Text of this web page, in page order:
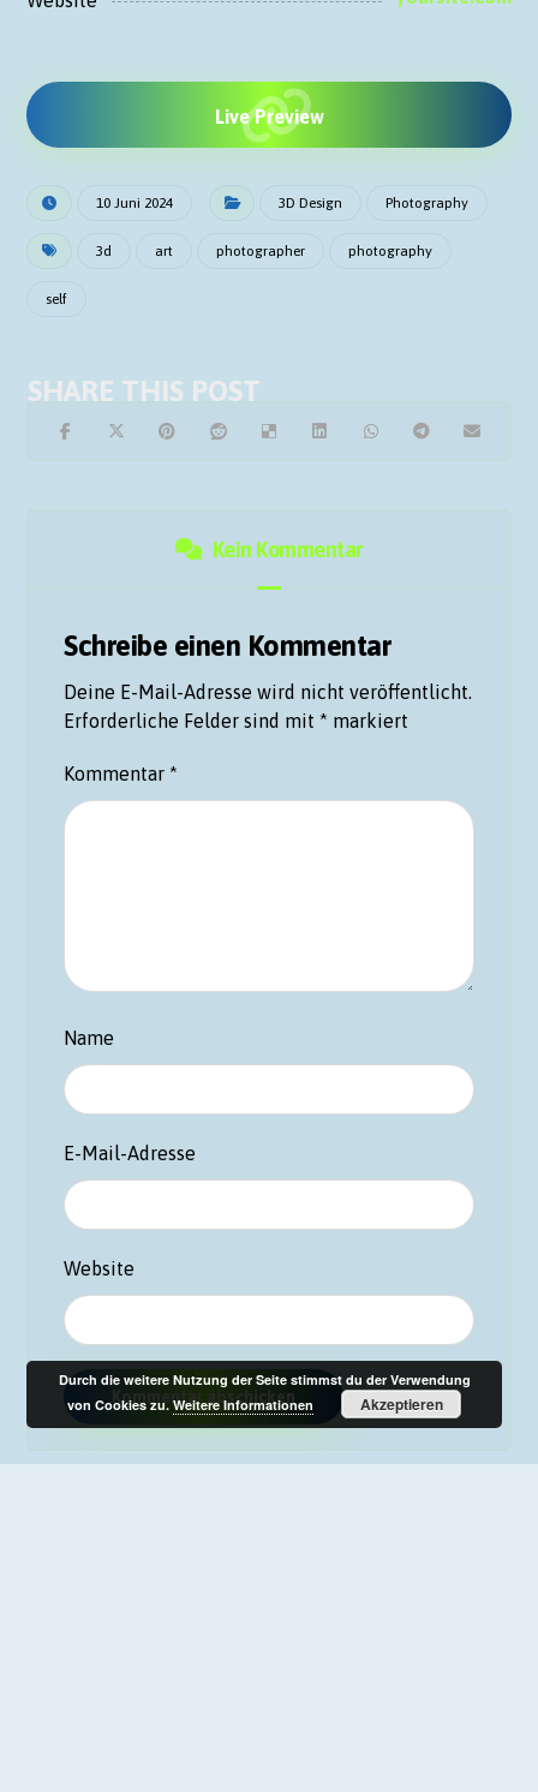
Live Preview
10 Juni 2024 3D Design Photography
3d art photographer photography
self
Kein Kommentar
Schreibe einen Kommentar
Deine E-Mail-Adresse wird nicht veröffentlicht.
Erforderliche Felder sind mit * markiert
Kommentar *
Name
E-Mail-Adresse
Website
Durch die weitere Nutzung der Seite stimmst du der Verwendung
von Cookies zu.Weitere Informationen Akzeptieren